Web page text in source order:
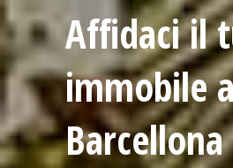
Affidaci il
immobile
Barcellona